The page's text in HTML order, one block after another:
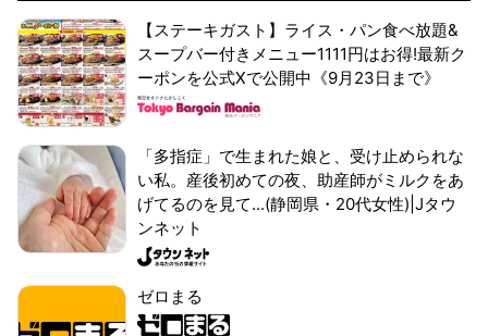
【ステーキガスト】ライス・パン食べ放題&
スープバー付きメニュー1111円はお得!最新ク
ーポンを公式Xで公開中《9月23日まで》
「多指症」で生まれた娘と、受け止められな
い私。産後初めての夜、助産師がミルクをあ
げてるのを見て...(静岡県・20代女性)|Jタウ
ンネット
ゼロまる